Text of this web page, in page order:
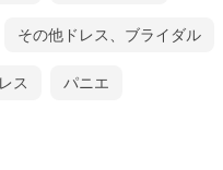
その他ドレス、ブライダル
ス パニエ